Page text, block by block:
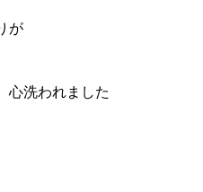
が
心洗われました